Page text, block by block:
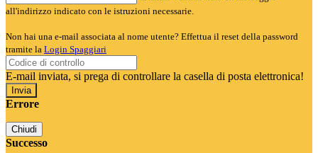
all'indirizzo indicato con le istruzioni necessarie.
Non hai una e-mail associata al nome utente? Effettua il reset della password
tramite la Login Spaggiari
E-mail inviata, si prega di controllare la casella di posta elettronica!
Errore
Chiudi
Successo